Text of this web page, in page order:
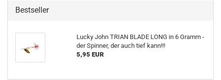
Bestseller
Lucky John TRIAN BLADE LONG in 6 Gramm -
der Spinner, der auch tief kann!!!
5,95 EUR